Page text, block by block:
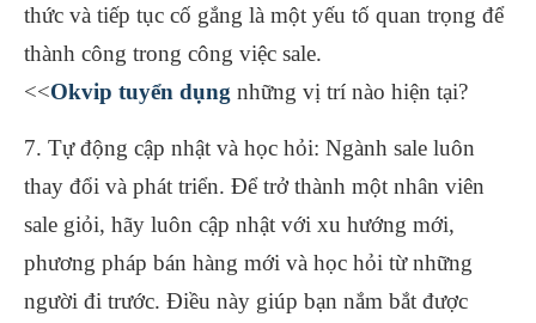
thức và tiếp tục cố gắng là một yếu tố quan trọng để
thành công trong công việc sale.
<<Okvip tuyển dụng những vị trí nào hiện tại?
7. Tự động cập nhật và học hỏi: Ngành sale luôn
thay đổi và phát triển. Để trở thành một nhân viên
sale giỏi, hãy luôn cập nhật với xu hướng mới,
phương pháp bán hàng mới và học hỏi từ những
người đi trước. Điều này giúp bạn nắm bắt được